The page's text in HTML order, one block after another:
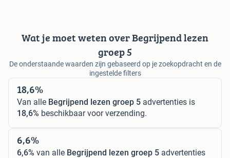
Wat je moet weten over Begrijpend lezen
groep 5
De onderstaande waarden zijn gebaseerd op je zoekopdracht en de
ingestelde filters
18,6%
Van alle Begrijpend lezen groep 5 advertenties is
18,6% beschikbaar voor verzending.
6,6%
6,6% van alle Begrijpend lezen groep 5 advertenties